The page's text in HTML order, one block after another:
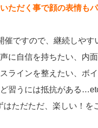
ただく事で顔の表情も
催ですので、継続しやす
に自信を持ちたい、内
ラインを整えたい、ボ
習うには抵抗がある
はただただ、楽しい！を